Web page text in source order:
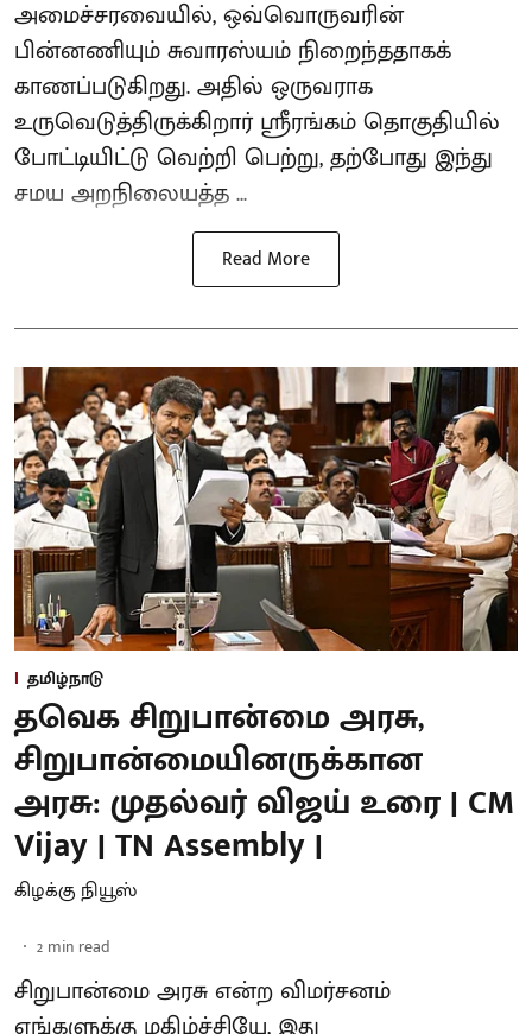
அமைச்சரவையில், ஒவ்வொருவரின்
பின்னணியும் சுவாரஸ்யம் நிறைந்ததாகக்
காணப்படுகிறது. அதில் ஒருவராக
உருவெடுத்திருக்கிறார் ஸ்ரீரங்கம் தொகுதியில்
போட்டியிட்டு வெற்றி பெற்று, தற்போது இந்து
சமய அறநிலையத்த ...
Read More
தமிழ்நாடு
தவெக சிறுபான்மை அரசு,
சிறுபான்மையினருக்கான
அரசு: முதல்வர் விஜய் உரை | CM
Vijay | TN Assembly |
கிழக்கு நியூஸ்
2 min read
சிறுபான்மை அரசு என்ற விமர்சனம்